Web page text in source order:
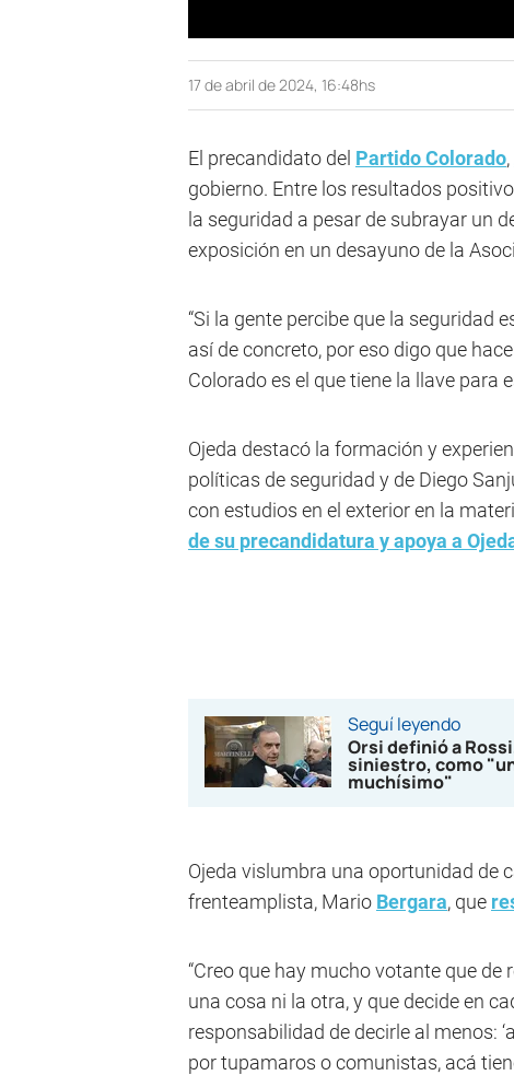
17 de abril de 2024, 16:48hs
El precandidato del Partido Colorado,
gobierno. Entre los resultados
la seguridad a pesar de subrayar un
exposición en un desayuno de la
“Si la gente percibe que la seguridad
así de concreto, por eso digo que
Colorado es el que tiene la llave para
Ojeda destacó la formación y
políticas de seguridad y de Diego
con estudios en el exterior en la
de su precandidatura y apoya a
Seguí leyendo
Orsi definió a
siniestro, como
muchísimo"
Ojeda vislumbra una oportunidad de
frenteamplista, Mario Bergara, que
“Creo que hay mucho votante que de
una cosa ni la otra, y que decide en
responsabilidad de decirle al menos:
por tupamaros o comunistas, acá